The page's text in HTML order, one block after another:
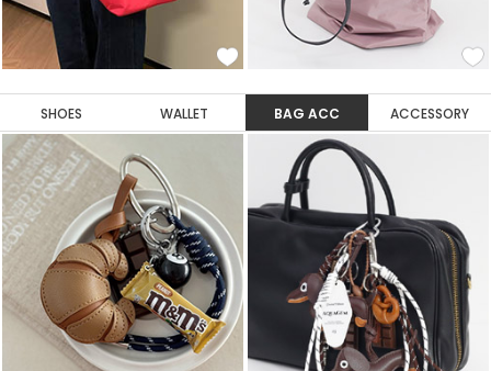
SHOES WALLET BAG ACC ACCESSORY